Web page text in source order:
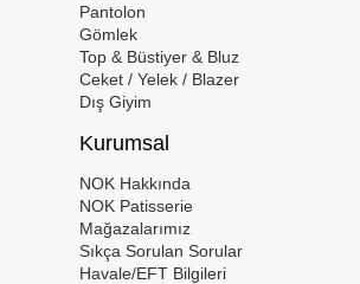
Pantolon
Gömlek
Top & Büstiyer & Bluz
Ceket / Yelek / Blazer
Dış Giyim
Kurumsal
NOK Hakkında
NOK Patisserie
Mağazalarımız
Sıkça Sorulan Sorular
Havale/EFT Bilgileri